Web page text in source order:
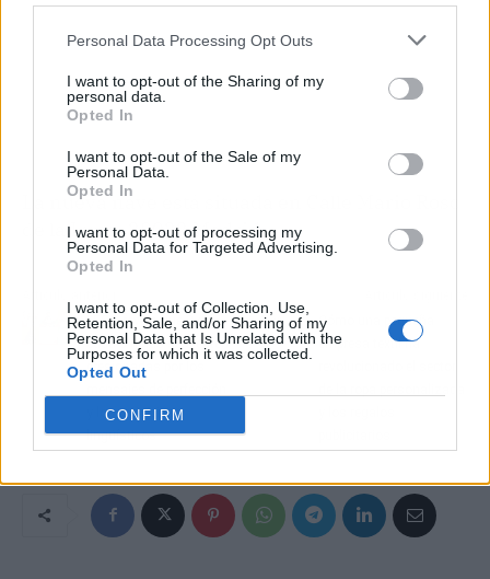
Personal Data Processing Opt Outs
I want to opt-out of the Sharing of my
personal data.
Opted In
I want to opt-out of the Sale of my
Personal Data.
Opted In
I want to opt-out of processing my
Personal Data for Targeted Advertising.
Opted In
I want to opt-out of Collection, Use,
Retention, Sale, and/or Sharing of my
Personal Data that Is Unrelated with the
Purposes for which it was collected.
Opted Out
CONFIRM
La nueva nave está situada en Calle Mario Roso
de la Luna, 28022 Madrid.
LEGO revela que 3 de
cada 5 niñas se sienten
presionadas por los
y los prejuicios
lingüísticos
Cómo una pequeña
empresa textil ha